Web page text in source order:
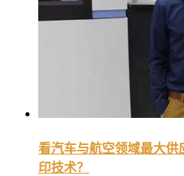
看汽车与航空领域最大供
印技术？